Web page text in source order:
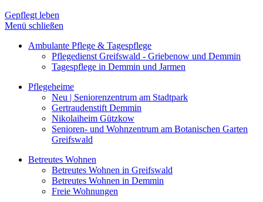
Gepflegt leben
Menü schließen
Ambulante Pflege & Tagespflege
Pflegedienst Greifswald - Griebenow und Demmin
Tagespflege in Demmin und Jarmen
Pflegeheime
Neu | Seniorenzentrum am Stadtpark
Gertraudenstift Demmin
Nikolaiheim Gützkow
Senioren- und Wohnzentrum am Botanischen Garten
Greifswald
Betreutes Wohnen
Betreutes Wohnen in Greifswald
Betreutes Wohnen in Demmin
Freie Wohnungen